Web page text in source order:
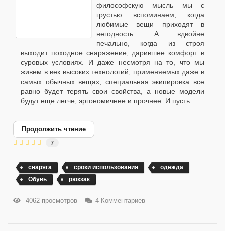
философскую мысль мы с
грустью вспоминаем, когда
любимые вещи приходят в
негодность. А вдвойне
печально, когда из строя
выходит походное снаряжение, дарившее комфорт в
суровых условиях. И даже несмотря на то, что мы
живем в век высоких технологий, применяемых даже в
самых обычных вещах, специальная экипировка все
равно будет терять свои свойства, а новые модели
будут еще легче, эргономичнее и прочнее. И пусть...
Продолжить чтение
7
снаряга сроки использования
одежда
Обувь
рюкзак
4062 просмотров 4 Комментариев